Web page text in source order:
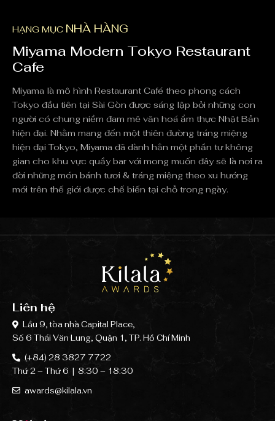
HẠNG MỤC NHÀ HÀNG
Miyama Modern Tokyo Restaurant
Cafe
Miyama là mô hình Restaurant Café theo phong cách
Tokyo đầu tiên tại Sài Gòn được sáng lập bởi những con
người có chung niềm đam mê văn hoá ẩm thực Nhật Bản
hiện đại. Nhằm mang đến một thiên đường tráng miệng
hiện đại Tokyo, Miyama đã dành hẳn một phần tư không
gian cho khu vực quầy bar với mong muốn đây sẽ là nơi ra
đời những món bánh tươi & tráng miệng theo xu hướng
mới trên thế giới được chế biến tại chỗ trong ngày.
Liên hệ
Lầu 9, tòa nhà Capital Place,
Số 6 Thái Văn Lung, Quận 1, TP. Hồ Chí Minh
(+84) 28 3827 7722
Thứ 2 – Thứ 6 | 8:30 – 18:30
awards@kilala.vn